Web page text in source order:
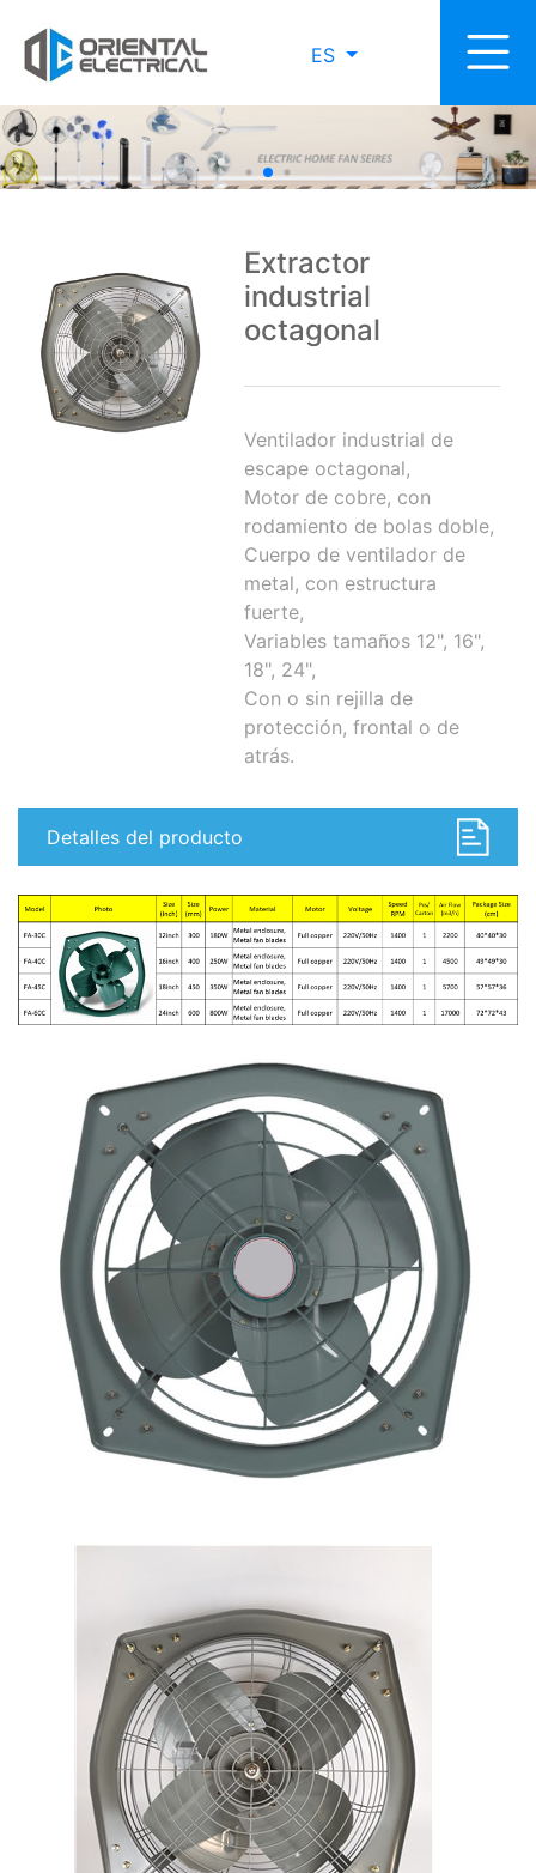
ES
Extractor
industrial
octagonal
Ventilador industrial de
escape octagonal,
Motor de cobre, con
rodamiento de bolas doble,
Cuerpo de ventilador de
metal, con estructura
fuerte,
Variables tamaños 12", 16",
18", 24",
Con o sin rejilla de
protección, frontal o de
atrás.
Detalles del producto